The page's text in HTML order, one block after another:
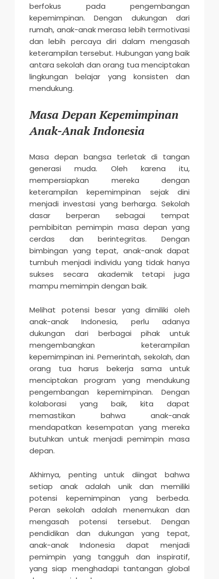
berfokus pada pengembangan
kepemimpinan. Dengan dukungan dari
rumah, anak-anak merasa lebih termotivasi
dan lebih percaya diri dalam mengasah
keterampilan tersebut. Hubungan yang baik
antara sekolah dan orang tua menciptakan
lingkungan belajar yang konsisten dan
mendukung.
Masa Depan Kepemimpinan
Anak-Anak Indonesia
Masa depan bangsa terletak di tangan
generasi muda. Oleh karena itu,
mempersiapkan mereka dengan
keterampilan kepemimpinan sejak dini
menjadi investasi yang berharga. Sekolah
dasar berperan sebagai tempat
pembibitan pemimpin masa depan yang
cerdas dan berintegritas. Dengan
bimbingan yang tepat, anak-anak dapat
tumbuh menjadi individu yang tidak hanya
sukses secara akademik tetapi juga
mampu memimpin dengan baik.
Melihat potensi besar yang dimiliki oleh
anak-anak Indonesia, perlu adanya
dukungan dari berbagai pihak untuk
mengembangkan keterampilan
kepemimpinan ini. Pemerintah, sekolah, dan
orang tua harus bekerja sama untuk
menciptakan program yang mendukung
pengembangan kepemimpinan. Dengan
kolaborasi yang baik, kita dapat
memastikan bahwa anak-anak
mendapatkan kesempatan yang mereka
butuhkan untuk menjadi pemimpin masa
depan.
Akhirnya, penting untuk diingat bahwa
setiap anak adalah unik dan memiliki
potensi kepemimpinan yang berbeda.
Peran sekolah adalah menemukan dan
mengasah potensi tersebut. Dengan
pendidikan dan dukungan yang tepat,
anak-anak Indonesia dapat menjadi
pemimpin yang tangguh dan inspiratif,
yang siap menghadapi tantangan global